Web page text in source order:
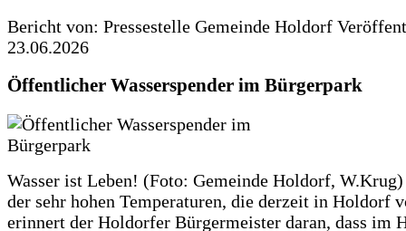
Bericht von: Pressestelle Gemeinde Holdorf
23.06.2026
Öffentlicher Wasserspender im Bürgerpark
Wasser ist Leben! (Foto: Gemeinde Holdorf,
der sehr hohen Temperaturen, die derzeit in Holdorf
erinnert der Holdorfer Bürgermeister daran, dass im